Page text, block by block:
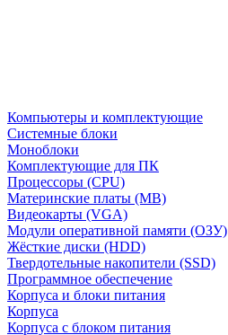
Компьютеры и комплектующие
Системные блоки
Моноблоки
Комплектующие для ПК
Процессоры (CPU)
Материнские платы (MB)
Видеокарты (VGA)
Модули оперативной памяти (ОЗУ)
Жёсткие диски (HDD)
Твердотельные накопители (SSD)
Программное обеспечение
Корпуса и блоки питания
Корпуса
Корпуса с блоком питания